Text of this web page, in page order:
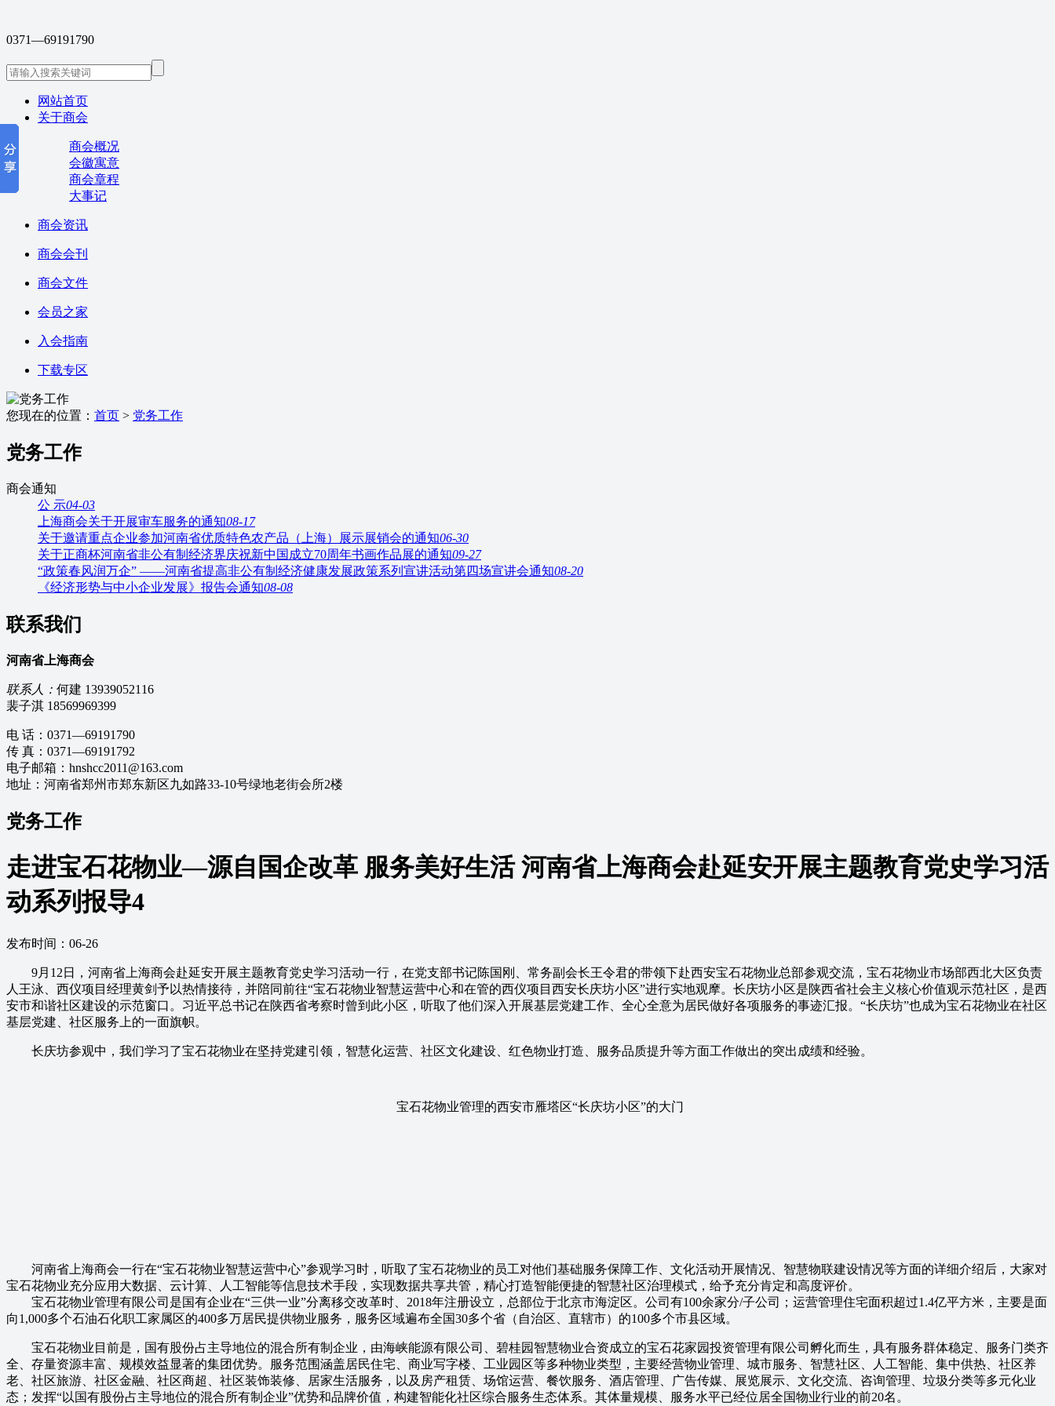
0371—69191790
网站首页
关于商会
商会概况
会徽寓意
商会章程
大事记
商会资讯
商会会刊
商会文件
会员之家
入会指南
下载专区
您现在的位置： 首页 > 党务工作
党务工作
商会通知
公 示04-03
上海商会关于开展审车服务的通知08-17
关于邀请重点企业参加河南省优质特色农产品（上海）展示展销会的通知06-30
关于正商杯河南省非公有制经济界庆祝新中国成立70周年书画作品展的通知09-27
“政策春风润万企” ——河南省提高非公有制经济健康发展政策系列宣讲活动第四场宣讲会通知08-20
《经济形势与中小企业发展》报告会通知08-08
联系我们
河南省上海商会
联系人： 何建 13939052116
裴子淇 18569969399
电 话：0371—69191790
传 真：0371—69191792
电子邮箱：hnshcc2011@163.com
地址：河南省郑州市郑东新区九如路33-10号绿地老街会所2楼
党务工作
走进宝石花物业—源自国企改革 服务美好生活 河南省上海商会赴延安开展主题教育党史学习活
动系列报导4
发布时间：06-26
9月12日，河南省上海商会赴延安开展主题教育党史学习活动一行，在党支部书记陈国刚、常务副会长王令君的带领下赴西安宝石花物业总部参观交流，宝石花物业市场部西北大区负责
人王泳、西仪项目经理黄剑予以热情接待，并陪同前往“宝石花物业智慧运营中心和在管的西仪项目西安长庆坊小区”进行实地观摩。长庆坊小区是陕西省社会主义核心价值观示范社区，是西
安市和谐社区建设的示范窗口。习近平总书记在陕西省考察时曾到此小区，听取了他们深入开展基层党建工作、全心全意为居民做好各项服务的事迹汇报。“长庆坊”也成为宝石花物业在社区
基层党建、社区服务上的一面旗帜。
长庆坊参观中，我们学习了宝石花物业在坚持党建引领，智慧化运营、社区文化建设、红色物业打造、服务品质提升等方面工作做出的突出成绩和经验。
宝石花物业管理的西安市雁塔区“长庆坊小区”的大门
河南省上海商会一行在“宝石花物业智慧运营中心”参观学习时，听取了宝石花物业的员工对他们基础服务保障工作、文化活动开展情况、智慧物联建设情况等方面的详细介绍后，大家对
宝石花物业充分应用大数据、云计算、人工智能等信息技术手段，实现数据共享共管，精心打造智能便捷的智慧社区治理模式，给予充分肯定和高度评价。
宝石花物业管理有限公司是国有企业在“三供一业”分离移交改革时、2018年注册设立，总部位于北京市海淀区。公司有100余家分/子公司；运营管理住宅面积超过1.4亿平方米，主要是面
向1,000多个石油石化职工家属区的400多万居民提供物业服务，服务区域遍布全国30多个省（自治区、直辖市）的100多个市县区域。
宝石花物业目前是，国有股份占主导地位的混合所有制企业，由海峡能源有限公司、碧桂园智慧物业合资成立的宝石花家园投资管理有限公司孵化而生，具有服务群体稳定、服务门类齐
全、存量资源丰富、规模效益显著的集团优势。服务范围涵盖居民住宅、商业写字楼、工业园区等多种物业类型，主要经营物业管理、城市服务、智慧社区、人工智能、集中供热、社区养
老、社区旅游、社区金融、社区商超、社区装饰装修、居家生活服务，以及房产租赁、场馆运营、餐饮服务、酒店管理、广告传媒、展览展示、文化交流、咨询管理、垃圾分类等多元化业
态；发挥“以国有股份占主导地位的混合所有制企业”优势和品牌价值，构建智能化社区综合服务生态体系。其体量规模、服务水平已经位居全国物业行业的前20名。